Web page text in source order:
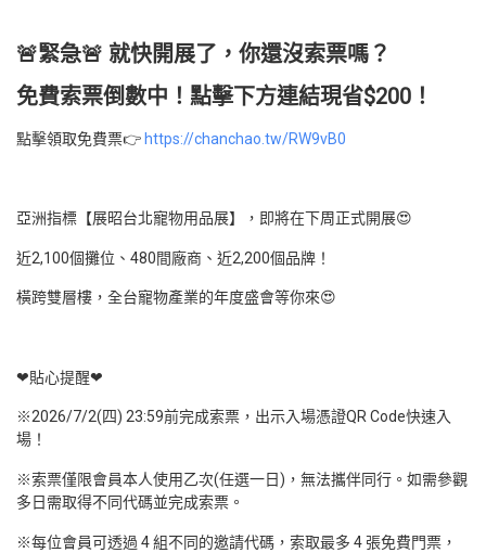
🚨緊急🚨 就快開展了，你還沒索票嗎？
免費索票倒數中！點擊下方連結現省$200！
點擊領取免費票👉 https://chanchao.tw/RW9vB0
亞洲指標【展昭台北寵物用品展】，即將在下周正式開展😍
近2,100個攤位、480間廠商、近2,200個品牌！
橫跨雙層樓，全台寵物產業的年度盛會等你來😍
❤貼心提醒❤
※2026/7/2(四) 23:59前完成索票，出示入場憑證QR Code快速入
場！
※索票僅限會員本人使用乙次(任選一日)，無法攜伴同行。如需參觀
多日需取得不同代碼並完成索票。
※每位會員可透過 4 組不同的邀請代碼，索取最多 4 張免費門票，